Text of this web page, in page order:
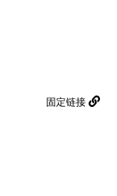
固定链接